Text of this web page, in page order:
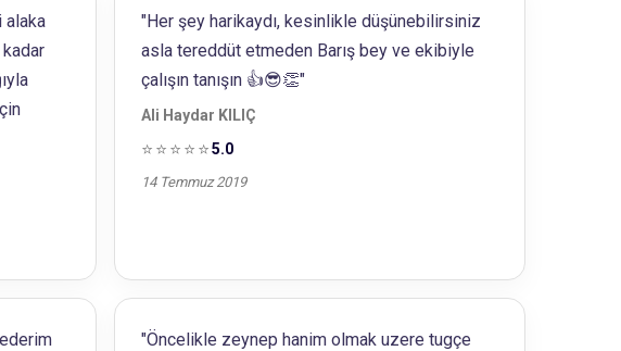
alaka
"Her şey harikaydı, kesinlikle düşünebilirsiniz
asla tereddüt etmeden Barış bey ve ekibiyle
çalışın tanışın 👍😎👏"
Ali Haydar KILIÇ
⭐⭐⭐⭐⭐5.0
14 Temmuz 2019
"Öncelikle zeynep hanim olmak uzere tugçe